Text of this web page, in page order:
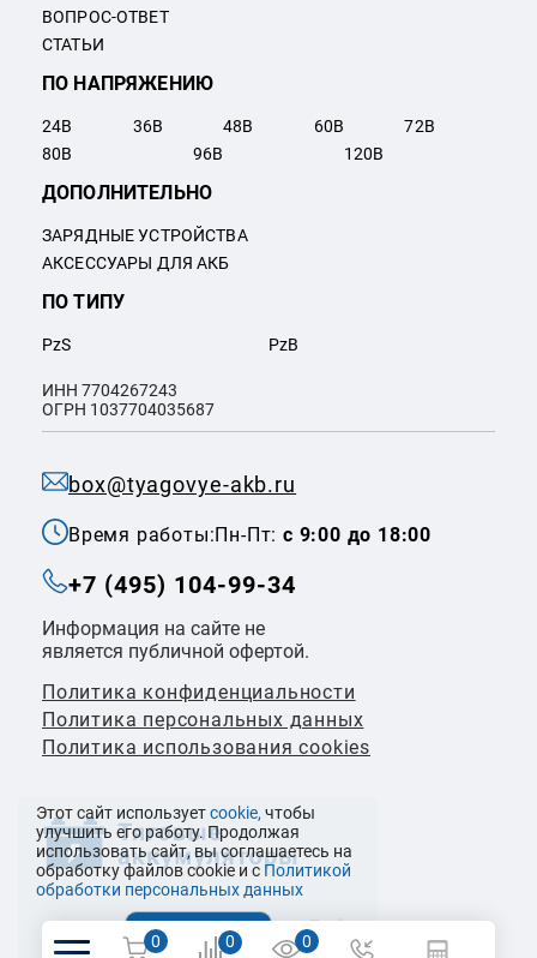
box@tyagovye-akb.ru
Время работы:Пн-Пт:с 9:00 до 18:00
+7 (495) 104-99-34
Информация на сайте не
является публичной офертой.
Политика конфиденциальности
Политикa персональных данных
Политика использования cookies
ВОПРОС-ОТВЕТ
СТАТЬИ
ПО НАПРЯЖЕНИЮ
24В 36В 48В 60В 72В
80В 96В 120В
ПО ТИПУ
PzS PzB
ДОПОЛНИТЕЛЬНО
ЗАРЯДНЫЕ УСТРОЙСТВА
АКСЕССУАРЫ ДЛЯ АКБ
ИНН 7704267243
ОГРН 1037704035687
© 2026 ООО «Налко Трейдинг»
0 0 0
Этот сайт используетcookie, чтобы
улучшить его работу. Продолжая
использовать сайт, вы соглашаетесь на
обработку файлов cookie и с Политикой
обработки персональных данных